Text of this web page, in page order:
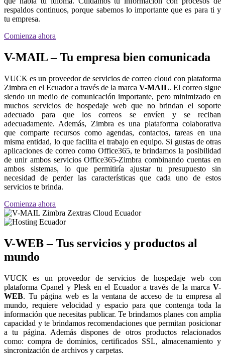
respaldos continuos, porque sabemos lo importante que es para ti y
tu empresa.
Comienza ahora
V-MAIL – Tu empresa bien comunicada
VUCK es un proveedor de servicios de correo cloud con plataforma
Zimbra en el Ecuador a través de la marca V-MAIL. El correo sigue
siendo un medio de comunicación importante, pero minimizado en
muchos servicios de hospedaje web que no brindan el soporte
adecuado para que los correos se envíen y se reciban
adecuadamente. Además, Zimbra es una plataforma colaborativa
que comparte recursos como agendas, contactos, tareas en una
misma entidad, lo que facilita el trabajo en equipo. Si gustas de otras
aplicaciones de correo como Office365, te brindamos la posibilidad
de unir ambos servicios Office365-Zimbra combinando cuentas en
ambos sistemas, lo que permitiría ajustar tu presupuesto sin
necesidad de perder las características que cada uno de estos
servicios te brinda.
Comienza ahora
V-WEB – Tus servicios y productos al
mundo
VUCK es un proveedor de servicios de hospedaje web con
plataforma Cpanel y Plesk en el Ecuador a través de la marca V-
WEB. Tu página web es la ventana de acceso de tu empresa al
mundo, requiere velocidad y espacio para que contenga toda la
información que necesitas publicar. Te brindamos planes con amplia
capacidad y te brindamos recomendaciones que permitan posicionar
a tu página. Además dispones de otros productos relacionados
como: compra de dominios, certificados SSL, almacenamiento y
sincronización de archivos y carpetas.